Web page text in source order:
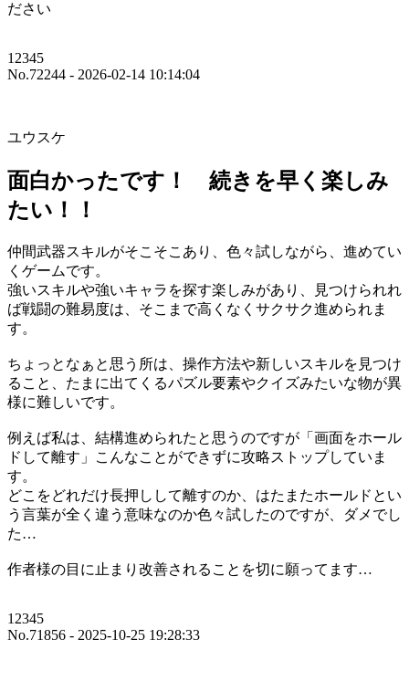
ださい
12345
No.72244 - 2026-02-14 10:14:04
ユウスケ
面白かったです！ 続きを早く楽しみ
たい！！
仲間武器スキルがそこそこあり、色々試しながら、進めてい
くゲームです。
強いスキルや強いキャラを探す楽しみがあり、見つけられれ
ば戦闘の難易度は、そこまで高くなくサクサク進められま
す。
ちょっとなぁと思う所は、操作方法や新しいスキルを見つけ
ること、たまに出てくるパズル要素やクイズみたいな物が異
様に難しいです。
例えば私は、結構進められたと思うのですが「画面をホール
ドして離す」こんなことができずに攻略ストップしていま
す。
どこをどれだけ長押しして離すのか、はたまたホールドとい
う言葉が全く違う意味なのか色々試したのですが、ダメでし
た…
作者様の目に止まり改善されることを切に願ってます…
12345
No.71856 - 2025-10-25 19:28:33